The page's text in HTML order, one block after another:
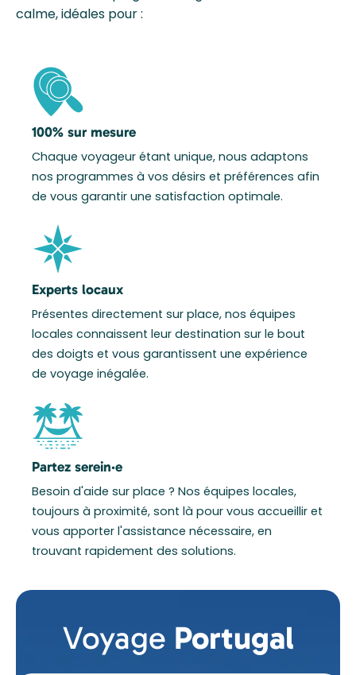
calme, idéales pour :
100% sur mesure
Chaque voyageur étant unique, nous adaptons
nos programmes à vos désirs et préférences afin
de vous garantir une satisfaction optimale.
Experts locaux
Présentes directement sur place, nos équipes
locales connaissent leur destination sur le bout
des doigts et vous garantissent une expérience
de voyage inégalée.
Partez serein·e
Besoin d'aide sur place ? Nos équipes locales,
toujours à proximité, sont là pour vous accueillir et
vous apporter l'assistance nécessaire, en
trouvant rapidement des solutions.
Voyage Portugal